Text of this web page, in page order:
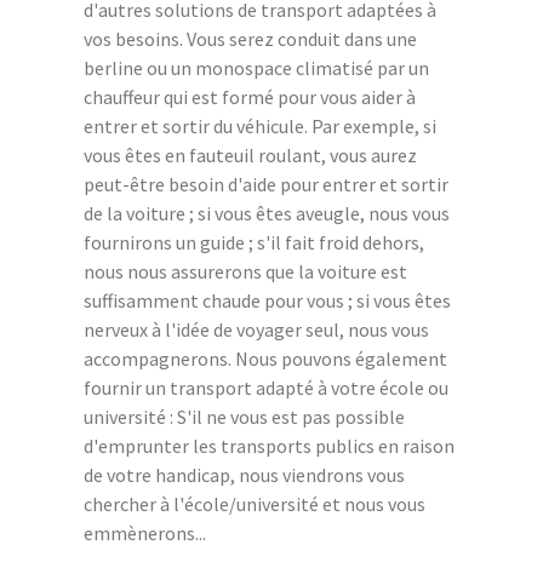
d'autres solutions de transport adaptées à
vos besoins. Vous serez conduit dans une
berline ou un monospace climatisé par un
chauffeur qui est formé pour vous aider à
entrer et sortir du véhicule. Par exemple, si
vous êtes en fauteuil roulant, vous aurez
peut-être besoin d'aide pour entrer et sortir
de la voiture ; si vous êtes aveugle, nous vous
fournirons un guide ; s'il fait froid dehors,
nous nous assurerons que la voiture est
suffisamment chaude pour vous ; si vous êtes
nerveux à l'idée de voyager seul, nous vous
accompagnerons. Nous pouvons également
fournir un transport adapté à votre école ou
université : S'il ne vous est pas possible
d'emprunter les transports publics en raison
de votre handicap, nous viendrons vous
chercher à l'école/université et nous vous
emmènerons...